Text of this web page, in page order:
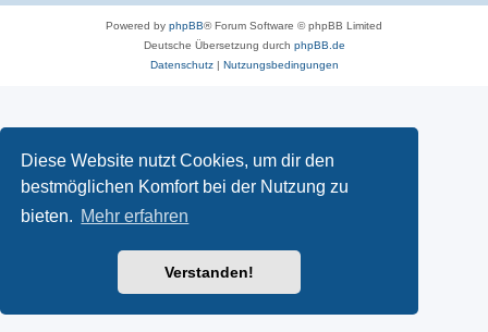
Diese Website nutzt Cookies, um dir den
bestmöglichen Komfort bei der Nutzung zu
bieten. Mehr erfahren
Verstanden!
Powered by phpBB® Forum Software © phpBB Limited
Deutsche Übersetzung durch phpBB.de
Datenschutz| Nutzungsbedingungen